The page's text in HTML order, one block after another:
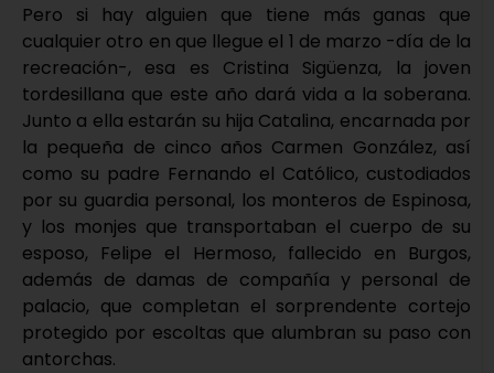
Pero si hay alguien que tiene más ganas que
cualquier otro en que llegue el 1 de marzo -día de la
recreación-, esa es Cristina Sigüenza, la joven
tordesillana que este año dará vida a la soberana.
Junto a ella estarán su hija Catalina, encarnada por
la pequeña de cinco años Carmen González, así
como su padre Fernando el Católico, custodiados
por su guardia personal, los monteros de Espinosa,
y los monjes que transportaban el cuerpo de su
esposo, Felipe el Hermoso, fallecido en Burgos,
además de damas de compañía y personal de
palacio, que completan el sorprendente cortejo
protegido por escoltas que alumbran su paso con
antorchas.